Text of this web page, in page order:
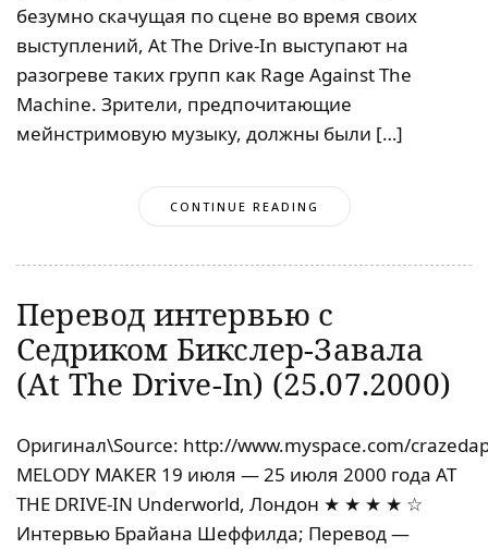
безумно скачущая по сцене во время своих
выступлений, At The Drive-In выступают на
разогреве таких групп как Rage Against The
Machine. Зрители, предпочитающие
мейнстримовую музыку, должны были […]
CONTINUE READING
Перевод интервью с
Седриком Бикслер-Завала
(At The Drive-In) (25.07.2000)
Оригинал\Source: http://www.myspace.com/
MELODY MAKER 19 июля — 25 июля 2000 года AT
THE DRIVE-IN Underworld, Лондон ★ ★ ★ ★ ☆
Интервью Брайана Шеффилда; Перевод —